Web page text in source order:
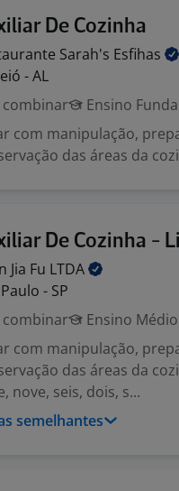
De Cozinha
Sarah's Esfihas
- AL
combinar
Ensino
com manipulação,
das áreas da
De Cozinha -
Jia Fu LTDA
- SP
combinar
Ensino
com manipulação,
das áreas da
nove, seis, dois, s...
semelhantes